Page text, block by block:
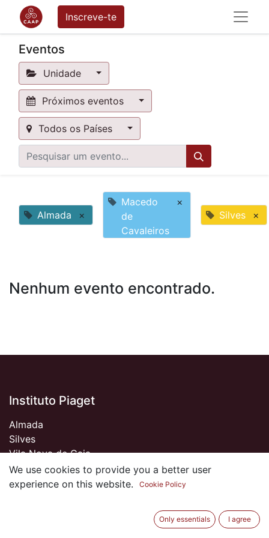
Inscreve-te
Eventos
Unidade
Próximos eventos
Todos os Países
Almada ×
Macedo
de
Cavaleiros
×
Silves
×
Nenhum evento encontrado.
Instituto Piaget
Almada
Silves
Vila Nova de Gaia
Viseu
We use cookies to provide you a better user
experience on this website.
Cookie Policy
Only essentials I agree